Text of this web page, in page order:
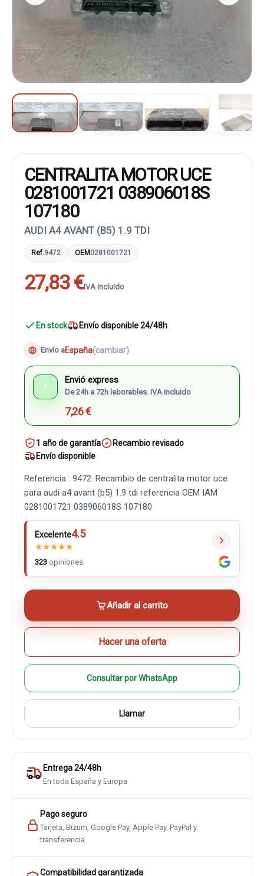
CENTRALITA MOTOR UCE
0281001721 038906018S
107180
AUDI A4 AVANT (B5) 1.9 TDI
Ref.9472 OEM0281001721
27,83 €IVA incluido
En stock Envío disponible 24/48h
Envío aEspaña(cambiar)
⚡
Envió express
De 24h a 72h laborables. IVA incluido
7,26 €
1 año de garantía
Recambio revisado
Envío disponible
Referencia : 9472. Recambio de centralita motor uce
para audi a4 avant (b5) 1.9 tdi referencia OEM IAM
0281001721 038906018S 107180
Excelente4.5
★★★★★
323 opiniones
Añadir al carrito
Hacer una oferta
Consultar por WhatsApp
Llamar
Entrega 24/48h
En toda España y Europa
Pago seguro
Tarjeta, Bizum, Google Pay, Apple Pay, PayPal y
transferencia
Compatibilidad garantizada